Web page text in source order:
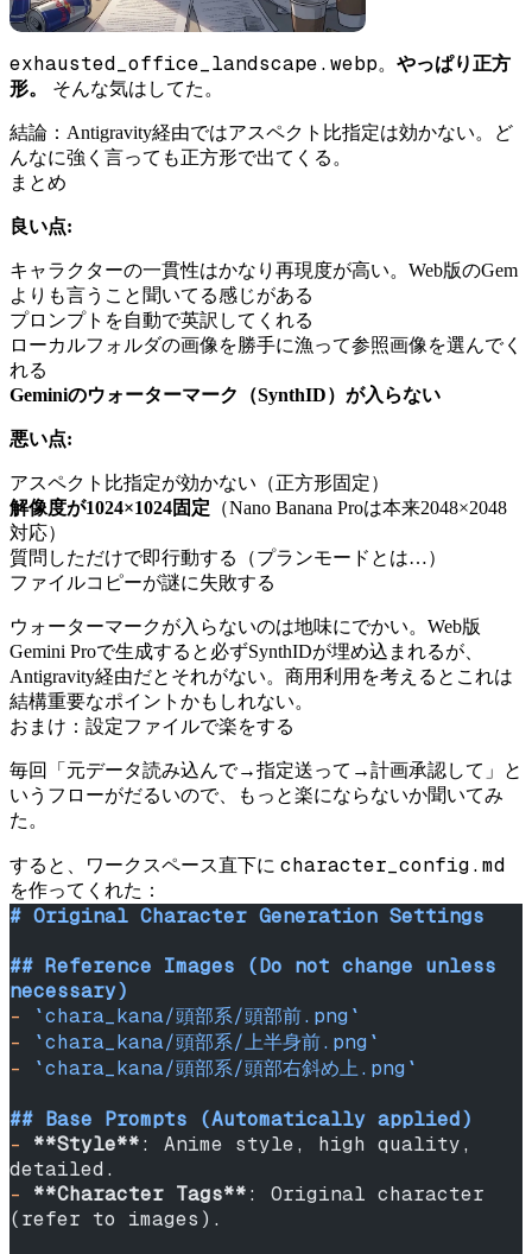
exhausted_office_landscape.webp。 やっぱり正方
形。
そんな気はしてた。
結論：Antigravity経由ではアスペクト比指定は効かない。ど
んなに強く言っても正方形で出てくる。
まとめ
良い点:
キャラクターの一貫性はかなり再現度が高い。Web版のGem
よりも言うこと聞いてる感じがある
プロンプトを自動で英訳してくれる
ローカルフォルダの画像を勝手に漁って参照画像を選んでく
れる
Geminiのウォーターマーク（SynthID）が入らない
悪い点:
アスペクト比指定が効かない（正方形固定）
解像度が1024×1024固定 （Nano Banana Proは本来2048×2048
対応）
質問しただけで即行動する（プランモードとは…）
ファイルコピーが謎に失敗する
ウォーターマークが入らないのは地味にでかい。Web版
Gemini Proで生成すると必ずSynthIDが埋め込まれるが、
Antigravity経由だとそれがない。商用利用を考えるとこれは
結構重要なポイントかもしれない。
おまけ：設定ファイルで楽をする
毎回「元データ読み込んで→指定送って→計画承認して」と
いうフローがだるいので、もっと楽にならないか聞いてみ
た。
すると、ワークスペース直下に character_config.md
を作ってくれた：
# Original Character Generation Settings
## Reference Images (Do not change unless
necessary)
- `chara_kana/頭部系/頭部前.png`
- `chara_kana/頭部系/上半身前.png`
- `chara_kana/頭部系/頭部右斜め上.png`
## Base Prompts (Automatically applied)
- **Style**: Anime style, high quality,
detailed.
- **Character Tags**: Original character
(refer to images).